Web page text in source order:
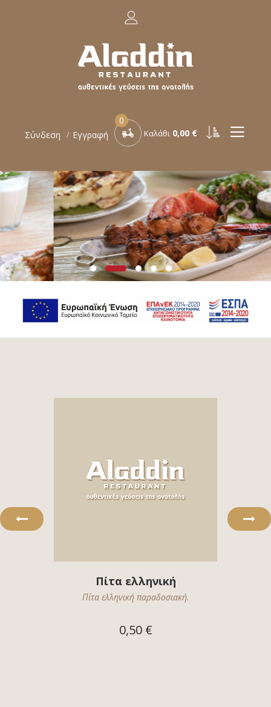
Σύνδεση Εγγραφή
0
Καλάθι 0,00 €
Πίτα ελληνική
Πίτα ελληνική παραδοσιακή.
0,50 €